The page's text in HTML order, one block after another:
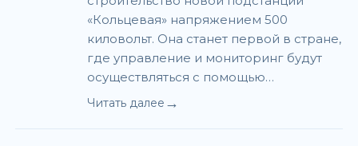
«Кольцевая» напряжением 500
киловольт. Она станет первой в стране,
где управление и мониторинг будут
осуществляться с помощью…
Читать далее →